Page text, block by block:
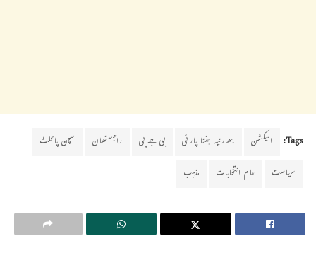
Tags: الیکشن بھارتیہ جنتا پارٹی بی جے پی راجستھان
سچن پائلٹ
سیاست
عام انتخابات مذہب